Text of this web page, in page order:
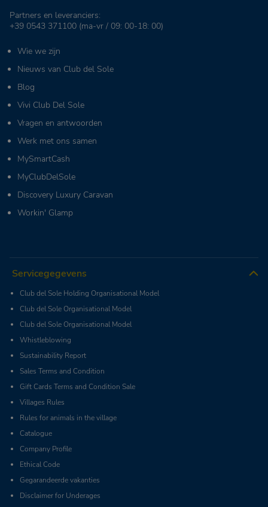
Partners en leveranciers:
+39 0543 371100 (ma-vr / 09: 00-18: 00)
Wie we zijn
Nieuws van Club del Sole
Blog
Vivi Club Del Sole
Vragen en antwoorden
Werk met ons samen
MySmartCash
MyClubDelSole
Discovery Luxury Caravan
Workin' Glamp
Servicegegevens
Club del Sole Holding Organisational Model
Club del Sole Organisational Model
Club del Sole Organisational Model
Whistleblowing
Sustainability Report
Sales Terms and Condition
Gift Cards Terms and Condition Sale
Villages Rules
Rules for animals in the village
Catalogue
Company Profile
Ethical Code
Gegarandeerde vakanties
Disclaimer for Underages